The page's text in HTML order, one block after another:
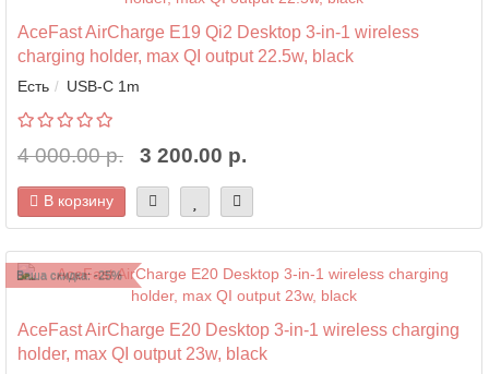
AceFast AirCharge E19 Qi2 Desktop 3-in-1 wireless
charging holder, max QI output 22.5w, black
Есть USB-C 1m
4 000.00 р. 3 200.00 р.
В корзину
Ваша скидка: -25%
AceFast AirCharge E20 Desktop 3-in-1 wireless charging
holder, max QI output 23w, black